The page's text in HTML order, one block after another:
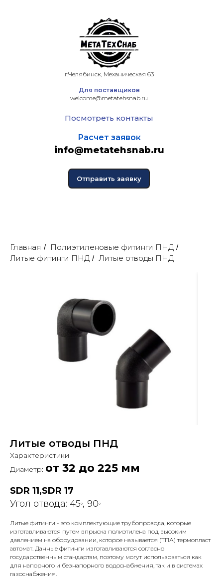
г.Челябинск, Механическая 63
Для поставщиков
welcome@metatehsnab.ru
Посмотреть контакты
Расчет заявок
info@metatehsnab.ru
Отправить заявку
Главная / Полиэтиленовые фитинги ПНД /
Литые фитинги ПНД / Литые отводы ПНД
Литые отводы ПНД
Характеристики
Диаметр: от 32 до 225 мм
SDR 11,SDR 17
Угол отвода: 45°, 90°
Литые фитинги - это комплектующие трубопровода, которые
изготавливаются путем впрыска полиэтилена под высоким
давлением на оборудовании, которое называется (ТПА) термопласт
автомат. Данные фитинги изготавливаются согласно
государственным стандартам, поэтому могут использоваться как
для напорного и безнапорного водоснабжения, так и в системах
газоснабжения.